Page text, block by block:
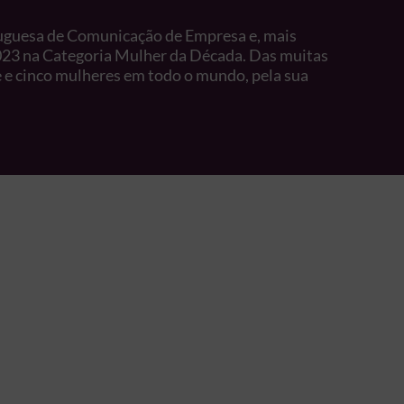
de Comunicação de Empresa e, mais
na Categoria Mulher da Década. Das muitas
mulheres em todo o mundo, pela sua